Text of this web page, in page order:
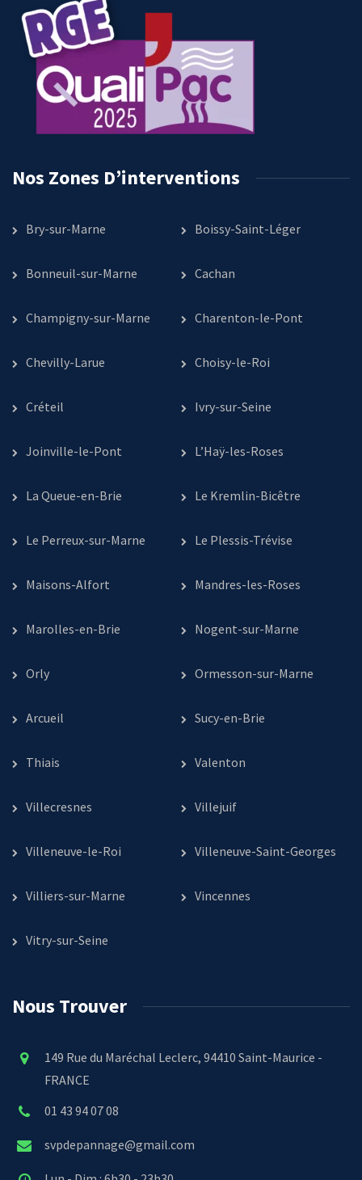
Nos Zones D’interventions
Bry-sur-Marne Boissy-Saint-Léger
Bonneuil-sur-Marne Cachan
Champigny-sur-Marne Charenton-le-Pont
Chevilly-Larue Choisy-le-Roi
Créteil Ivry-sur-Seine
Joinville-le-Pont L’Haÿ-les-Roses
La Queue-en-Brie Le Kremlin-Bicêtre
Le Perreux-sur-Marne Le Plessis-Trévise
Maisons-Alfort Mandres-les-Roses
Marolles-en-Brie Nogent-sur-Marne
Orly Ormesson-sur-Marne
Arcueil Sucy-en-Brie
Thiais Valenton
Villecresnes Villejuif
Villeneuve-le-Roi Villeneuve-Saint-Georges
Villiers-sur-Marne Vincennes
Vitry-sur-Seine
Nous Trouver
149 Rue du Maréchal Leclerc, 94410 Saint-Maurice -
FRANCE
01 43 94 07 08
svpdepannage@gmail.com